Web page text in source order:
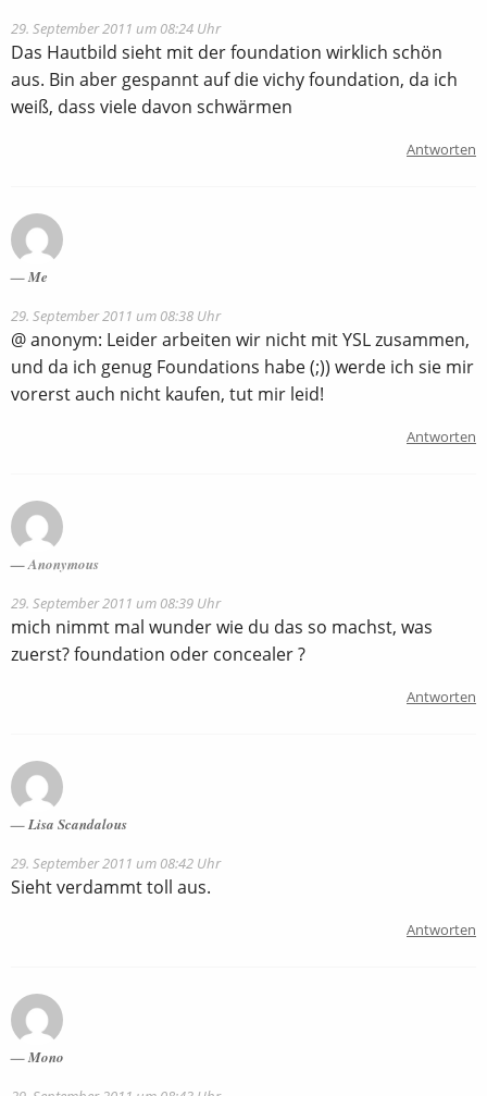
29. September 2011 um 08:24 Uhr
Das Hautbild sieht mit der foundation wirklich schön
aus. Bin aber gespannt auf die vichy foundation, da ich
weiß, dass viele davon schwärmen
Antworten
Me
29. September 2011 um 08:38 Uhr
@ anonym: Leider arbeiten wir nicht mit YSL zusammen,
und da ich genug Foundations habe (;)) werde ich sie mir
vorerst auch nicht kaufen, tut mir leid!
Antworten
Anonymous
29. September 2011 um 08:39 Uhr
mich nimmt mal wunder wie du das so machst, was
zuerst? foundation oder concealer ?
Antworten
Lisa Scandalous
29. September 2011 um 08:42 Uhr
Sieht verdammt toll aus.
Antworten
Mono